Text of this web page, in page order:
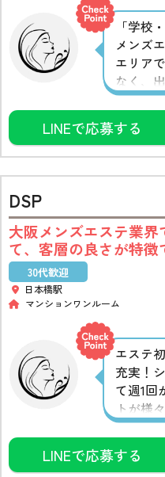
「学校
メンズ
エリア
なく、
り。未
な講習
す。30
歓迎！
魅力と
LINEで応募する
DSP
大阪メンズエステ業
て、客層の良さが特徴
30代歓迎
日本橋駅
マンションワンルーム
エステ
充実！
て週1回
トが様
LINEで応募する